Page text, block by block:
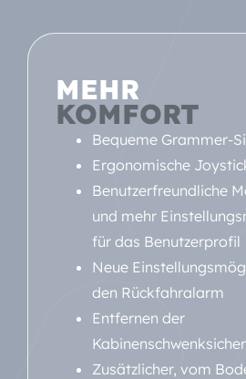
MEHR
KOMFORT
Bequeme Grammer-
Ergonomische
Benutzerfreundliche
und mehr
für das Benutzerprofil
Neue
den Rückfahralarm
Entfernen der
Zusätzlicher, vom